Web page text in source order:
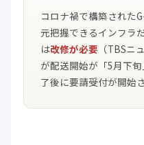
コロナ禍で構築された
元把握できるインフラ
は改修が必要 （TBSニ
が配送開始が「5月下
了後に要請受付が開始